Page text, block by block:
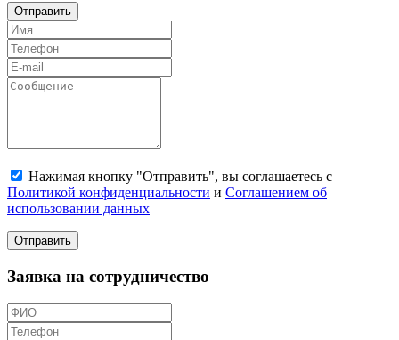
Отправить
Нажимая кнопку "Отправить", вы соглашаетесь с
Политикой конфиденциальности и Соглашением об
использовании данных
Отправить
Заявка на сотрудничество